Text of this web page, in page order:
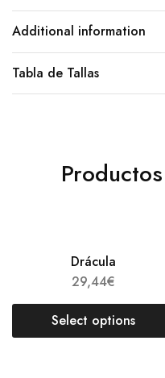
Additional information
Tabla de Tallas
Drácula
29,44€
Select options